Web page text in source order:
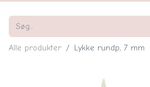
Alle produkter Lykke rundp, 7 mm